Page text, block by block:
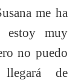
me ha
estoy muy
no puedo
de